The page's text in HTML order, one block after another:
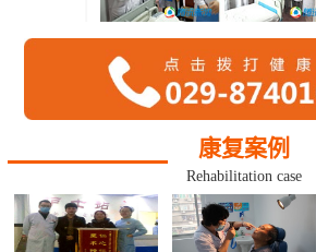
康复案例
Rehabilitation case